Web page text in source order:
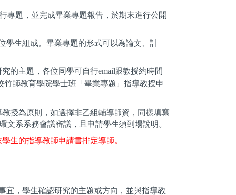
專題，並完成畢業專題報告，於期末進行公開
學生組成。畢業專題的形式可以為論文、計
的主題，各位同學可自行email跟教授約時間
竹師教育學院學士班「畢業專題」指導教授申
授為原則，如選擇非乙組輔導師資， 同樣填寫
文系系務會議審議，且申請學生須到場說明。
生的指導教師申請書排定導師。
宜 ，學生確認研究的主題或方向，並與指導教